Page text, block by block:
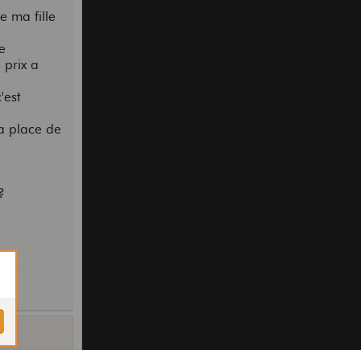
ma fille
prix a
place de